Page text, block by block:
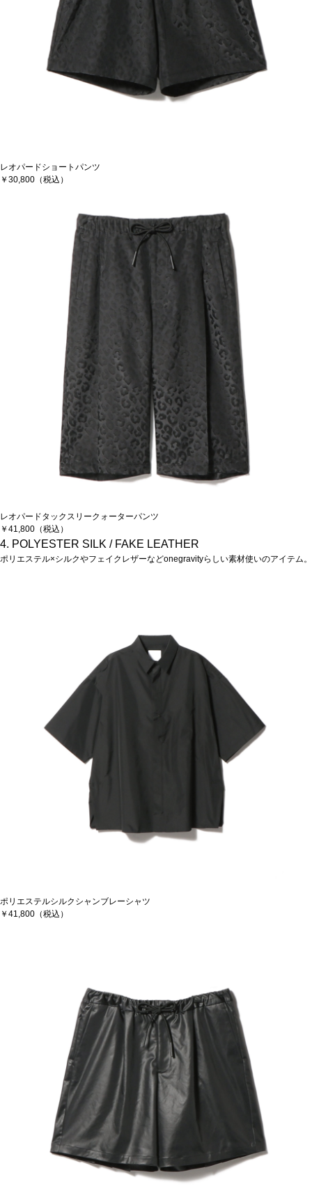
レオパードショートパンツ
￥30,800（税込）
レオパードタックスリークォーターパンツ
￥41,800（税込）
4. POLYESTER SILK / FAKE LEATHER
ポリエステル×シルクやフェイクレザーなどonegravityらしい素材使いのアイテム。
ポリエステルシルクシャンブレーシャツ
￥41,800（税込）